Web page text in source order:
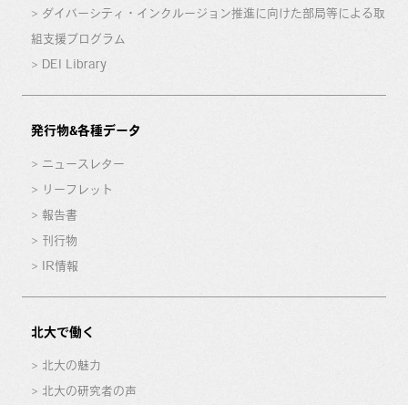
ダイバーシティ・インクルージョン推進に向けた部局等による取
組支援プログラム
DEI Library
発行物&各種データ
ニュースレター
リーフレット
報告書
刊行物
IR情報
北大で働く
北大の魅力
北大の研究者の声